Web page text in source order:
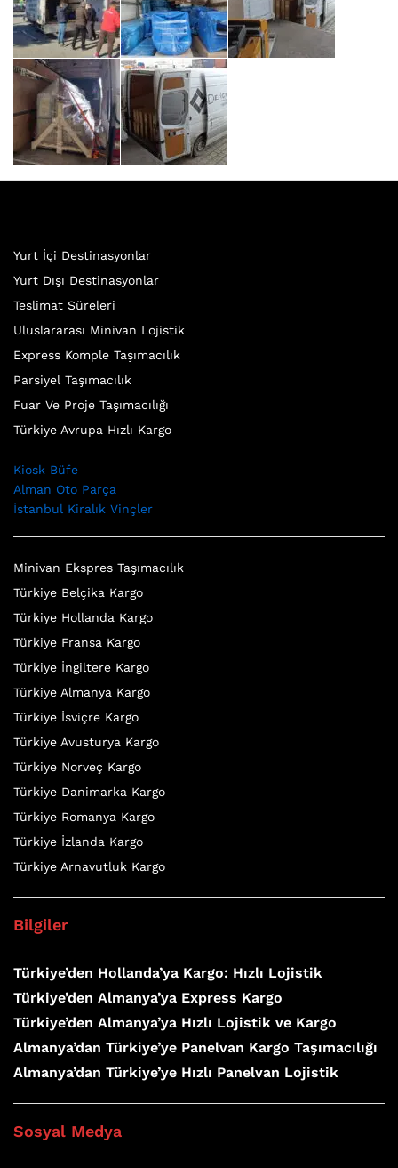
Yurt İçi Destinasyonlar
Yurt Dışı Destinasyonlar
Teslimat Süreleri
Uluslararası Minivan Lojistik
Express Komple Taşımacılık
Parsiyel Taşımacılık
Fuar Ve Proje Taşımacılığı
Türkiye Avrupa Hızlı Kargo
Kiosk Büfe
Alman Oto Parça
İstanbul Kiralık Vinçler
Minivan Ekspres Taşımacılık
Türkiye Belçika Kargo
Türkiye Hollanda Kargo
Türkiye Fransa Kargo
Türkiye İngiltere Kargo
Türkiye Almanya Kargo
Türkiye İsviçre Kargo
Türkiye Avusturya Kargo
Türkiye Norveç Kargo
Türkiye Danimarka Kargo
Türkiye Romanya Kargo
Türkiye İzlanda Kargo
Türkiye Arnavutluk Kargo
Bilgiler
Türkiye’den Hollanda’ya Kargo: Hızlı Lojistik
Türkiye’den Almanya’ya Express Kargo
Türkiye’den Almanya’ya Hızlı Lojistik ve Kargo
Almanya’dan Türkiye’ye Panelvan Kargo Taşımacılığı
Almanya’dan Türkiye’ye Hızlı Panelvan Lojistik
Sosyal Medya